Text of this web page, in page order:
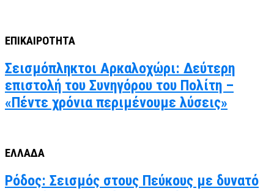
ΕΠΙΚΑΙΡΟΤΗΤΑ
Σεισμόπληκτοι Αρκαλοχώρι: Δεύτερη
επιστολή του Συνηγόρου του Πολίτη –
«Πέντε χρόνια περιμένουμε λύσεις»
ΕΛΛΑΔΑ
Ρόδος: Σεισμός στους Πεύκους με δυνατό